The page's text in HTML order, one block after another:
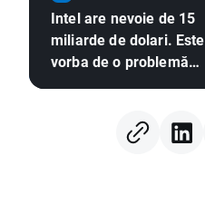
Intel are nevoie de 15
miliarde de dolari. Este
vorba de o problemă
ambițioase?